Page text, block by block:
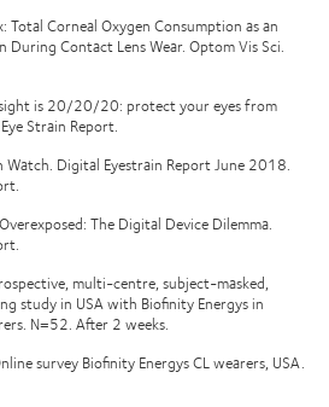
Total Corneal Oxygen Consumption as an
During Contact Lens Wear. Optom Vis Sci.
is 20/20/20: protect your eyes from
Strain Report.
Watch. Digital Eyestrain Report June 2018.
The Digital Device Dilemma.
multi-centre, subject-masked,
study in USA with Biofinity Energys in
N=52. After 2 weeks.
survey Biofinity Energys CL wearers, USA.